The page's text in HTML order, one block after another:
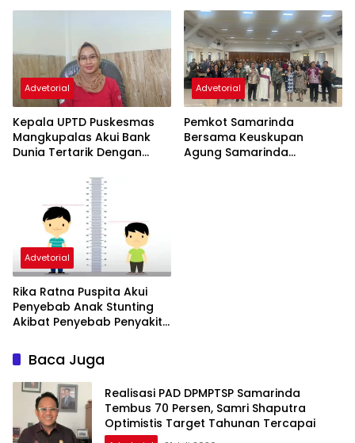
Advetorial
Kepala UPTD Puskesmas
Mangkupalas Akui Bank
Dunia Tertarik Dengan
di Samarinda
Advetorial
Pemkot Samarinda
Bersama Keuskupan
Agung Samarinda
Advetorial
Rika Ratna Puspita Akui
Penyebab Anak Stunting
Akibat Penyebab Penyakit
Ibu Hamil
Baca Juga
Realisasi PAD DPMPTSP Samarinda
Tembus 70 Persen, Samri Shaputra
Optimistis Target Tahunan Tercapai